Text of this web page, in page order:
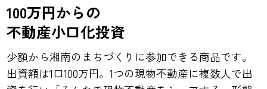
100万円からの
不動産小口化投資
少額から湘南のまちづくりに参加できる商品です。
出資額は1口100万円。1つの現物不動産に複数人で出